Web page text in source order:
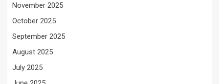
November 2025
October 2025
September 2025
August 2025
July 2025